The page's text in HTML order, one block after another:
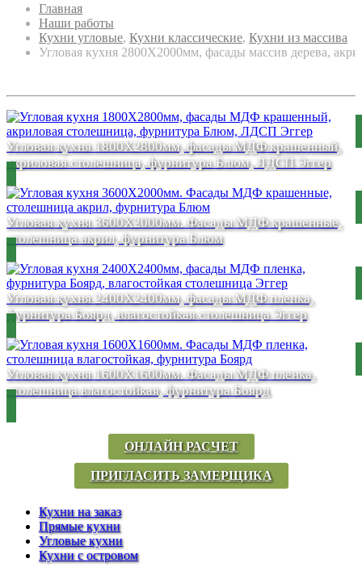
Главная
Наши работы
Кухни угловые, Кухни классические, Кухни из массива
Угловая кухня 2800Х2000мм, фасады массив дерева,
Угловая кухня 1800Х2800мм, фасады МДФ крашенный,
акриловая столешница, фурнитура Блюм, ЛДСП Эггер
Угловая кухня 3600Х2000мм. Фасады МДФ крашенные,
столешница акрил, фурнитура Блюм
Угловая кухня 2400Х2400мм, фасады МДФ пленка,
фурнитура Боярд, влагостойкая столешница Эггер
Угловая кухня 1600Х1600мм. Фасады МДФ пленка,
столешница влагостойкая, фурнитура Боярд
ОНЛАЙН РАСЧЕТ
ПРИГЛАСИТЬ ЗАМЕРЩИКА
Кухни на заказ
Прямые кухни
Угловые кухни
Кухни с островом